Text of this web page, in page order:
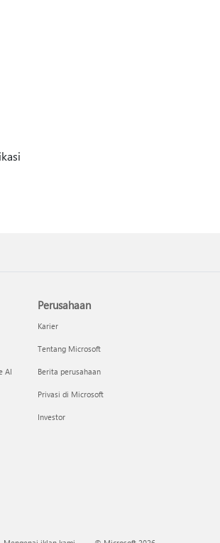
AI
Perusahaan
Karier
Tentang Microsoft
Berita perusahaan
Privasi di Microsoft
Investor